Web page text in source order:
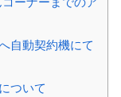
自動契約機にて
ついて